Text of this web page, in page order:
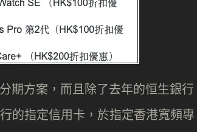
方案，而且除了去年的恒生銀行
的指定信用卡，於指定香港寬頻專